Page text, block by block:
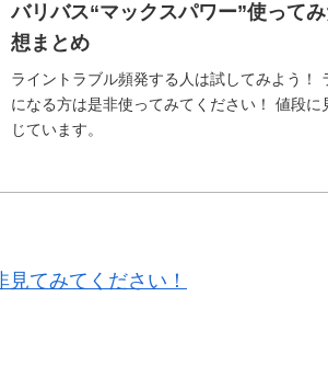
バリバス“マックスパワー”使って
想まとめ
ライントラブル頻発する人は試してみよう！
になる方は是非使ってみてください！ 値段
じています。
てみてください！